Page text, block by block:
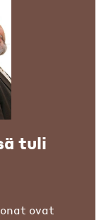
tuli
ovat